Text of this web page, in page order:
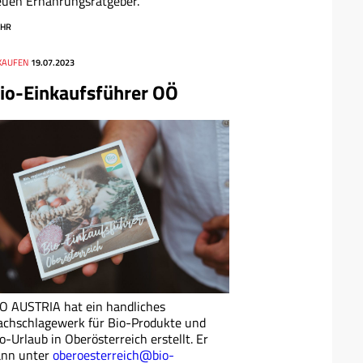
Einkaufsführer OÖ
19.07.2023
AUSTRIA hat ein handliches
für Bio-Produkte und
Urlaub in Oberösterreich erstellt. Er
unteroberoesterreich@bio-